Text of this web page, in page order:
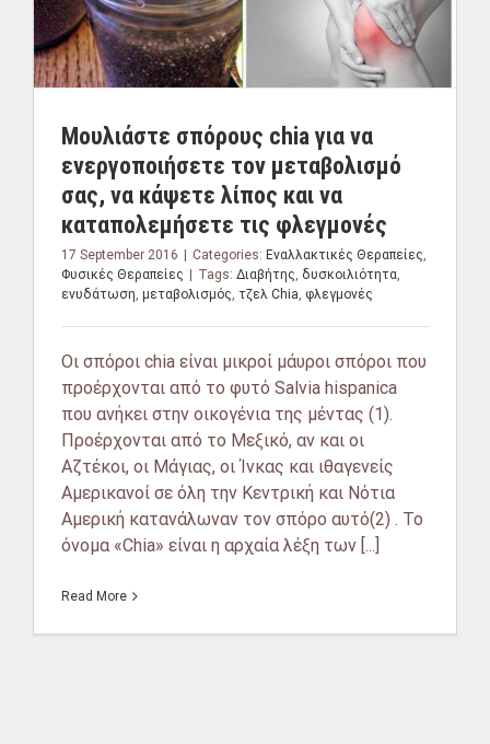
Μουλιάστε σπόρους chia για να
ενεργοποιήσετε τον μεταβολισμό
σας, να κάψετε λίπος και να
καταπολεμήσετε τις φλεγμονές
17 September 2016 Categories: Εναλλακτικές Θεραπείες,
Φυσικές Θεραπείες
Tags: Διαβήτης, δυσκοιλιότητα,
ενυδάτωση, μεταβολισμός, τζελ Chia, φλεγμονές
Οι σπόροι chia είναι μικροί μάυροι σπόροι που
προέρχονται από το φυτό Salvia hispanica
που ανήκει στην οικογένια της μέντας (1).
Προέρχονται από το Μεξικό, αν και οι
Αζτέκοι, οι Μάγιας, οι Ίνκας και ιθαγενείς
Αμερικανοί σε όλη την Κεντρική και Νότια
Αμερική κατανάλωναν τον σπόρο αυτό(2) . Το
όνομα «Chia» είναι η αρχαία λέξη των [...]
Read More